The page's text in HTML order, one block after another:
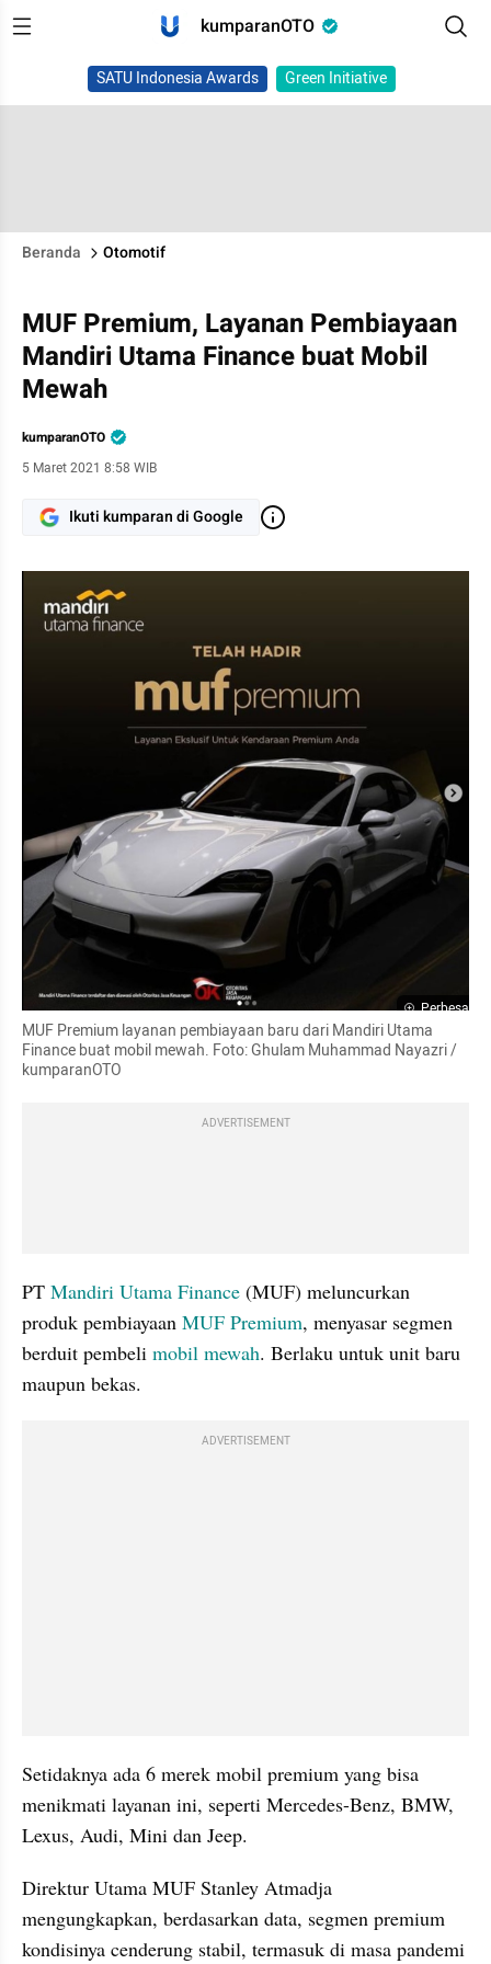
kumparanOTO
SATU Indonesia Awards Green Initiative
Beranda Otomotif
MUF Premium, Layanan Pembiayaan
Mandiri Utama Finance buat Mobil
Mewah
kumparanOTO
5 Maret 2021 8:58 WIB
Ikuti kumparan di Google
Perbesar
MUF Premium layanan pembiayaan baru dari Mandiri Utama
Finance buat mobil mewah. Foto: Ghulam Muhammad Nayazri /
kumparanOTO
ADVERTISEMENT
PT Mandiri Utama Finance (MUF) meluncurkan
produk pembiayaan MUF Premium, menyasar segmen
berduit pembeli mobil mewah. Berlaku untuk unit baru
maupun bekas.
ADVERTISEMENT
Setidaknya ada 6 merek mobil premium yang bisa
menikmati layanan ini, seperti Mercedes-Benz, BMW,
Lexus, Audi, Mini dan Jeep.
Direktur Utama MUF Stanley Atmadja
mengungkapkan, berdasarkan data, segmen premium
kondisinya cenderung stabil, termasuk di masa pandemi